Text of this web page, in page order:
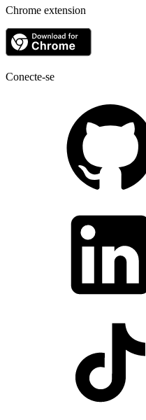
Chrome extension
Conecte-se